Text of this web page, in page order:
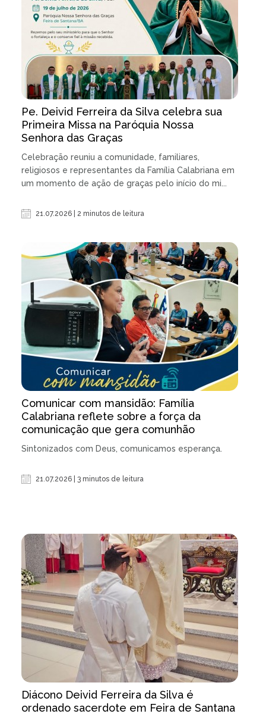
Pe. Deivid Ferreira da Silva celebra sua
Primeira Missa na Paróquia Nossa
Senhora das Graças
Celebração reuniu a comunidade, familiares,
religiosos e representantes da Família Calabriana em
um momento de ação de graças pelo início do mi...
21.07.2026 | 2 minutos de leitura
Comunicar com mansidão: Família
Calabriana reflete sobre a força da
comunicação que gera comunhão
Sintonizados com Deus, comunicamos esperança.
21.07.2026 | 3 minutos de leitura
Diácono Deivid Ferreira da Silva é
ordenado sacerdote em Feira de Santana